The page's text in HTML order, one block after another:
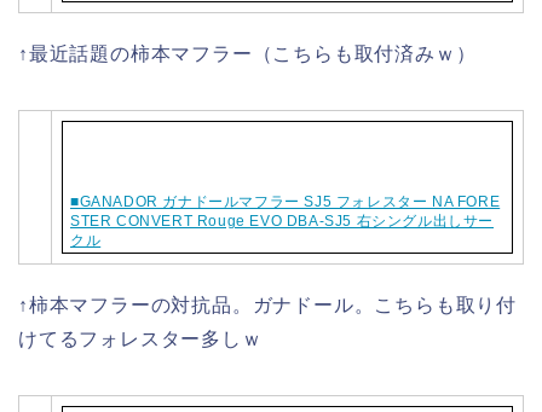
↑最近話題の柿本マフラー（こちらも取付済みｗ）
■GANADOR ガナドールマフラー SJ5 フォレスター NA FORE
STER CONVERT Rouge EVO DBA-SJ5 右シングル出しサー
クル
↑柿本マフラーの対抗品。ガナドール。こちらも取り付
けてるフォレスター多しｗ